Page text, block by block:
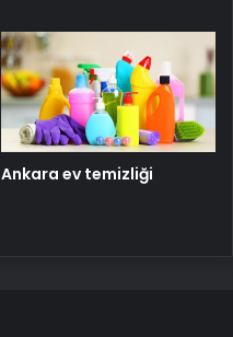
Ankara ev temizliği